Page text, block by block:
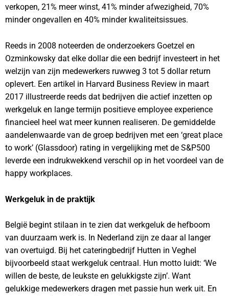
verkopen, 21% meer winst, 41% minder afwezigheid, 70%
minder ongevallen en 40% minder kwaliteitsissues.
Reeds in 2008 noteerden de onderzoekers Goetzel en
Ozminkowsky dat elke dollar die een bedrijf investeert in het
welzijn van zijn medewerkers ruwweg 3 tot 5 dollar return
oplevert. Een artikel in Harvard Business Review in maart
2017 illustreerde reeds dat bedrijven die actief inzetten op
werkgeluk en lange termijn positieve employee experience
financieel heel wat meer kunnen realiseren. De gemiddelde
aandelenwaarde van de groep bedrijven met een ‘great place
to work’ (Glassdoor) rating in vergelijking met de S&P500
leverde een indrukwekkend verschil op in het voordeel van de
happy workplaces.
Werkgeluk in de praktijk
België begint stilaan in te zien dat werkgeluk de hefboom
van duurzaam werk is. In Nederland zijn ze daar al langer
van overtuigd. Bij het cateringbedrijf Hutten in Veghel
bijvoorbeeld staat werkgeluk centraal. Hun motto luidt: ‘We
willen de beste, de leukste en gelukkigste zijn’. Want
gelukkige medewerkers dragen met passie hun werk uit. En